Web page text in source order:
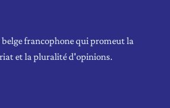
francophone qui promeut la
et la pluralité d'opinions.